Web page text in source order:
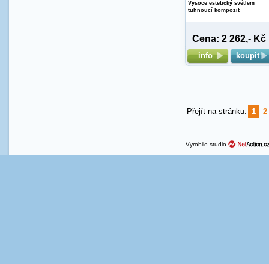
Vysoce estetický světlem
tuhnoucí kompozit
Cena: 2 262,- Kč
info koupit
Přejít na stránku: 1 2
Vyrobilo studio